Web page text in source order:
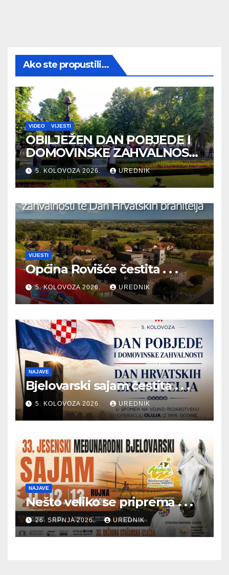
Ako ste propustili...
VIDEO VIJESTI
OBILJEŽEN DAN POBJEDE I
DOMOVINSKE ZAHVALNOSTI
TE DAN HRVATSKIH
BRANITELJA
5. KOLOVOZA 2026. UREDNIK
VIJESTI
Općina Rovišće čestita . . .
5. KOLOVOZA 2026. UREDNIK
NAJAVE
Bjelovarski sajam čestita . . .
5. KOLOVOZA 2026. UREDNIK
NAJAVE
Nešto veliko se priprema . . .
26. SRPNJA 2026. UREDNIK